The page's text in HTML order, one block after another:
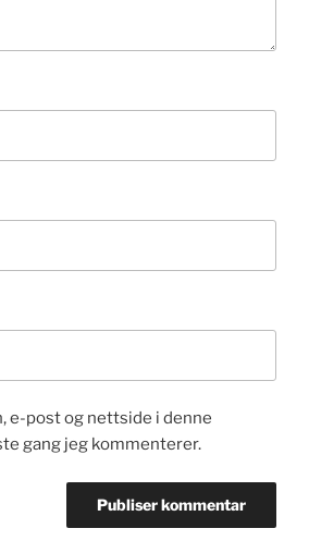
e-post og nettside i denne
gang jeg kommenterer.